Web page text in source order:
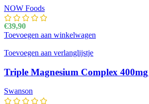
NOW Foods
€39,90
Toevoegen aan winkelwagen
Toevoegen aan verlanglijstje
Triple Magnesium Complex
Swanson